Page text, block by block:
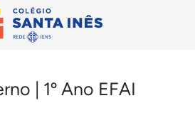
| 1º Ano EFAI